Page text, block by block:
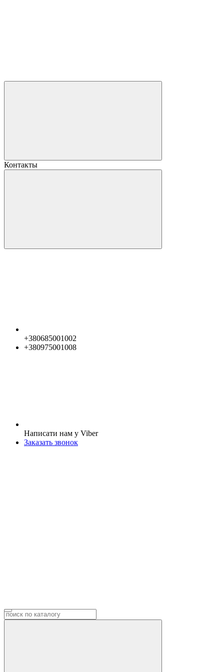
Контакты
+380685001002
+380975001008
Написати нам у Viber
Заказать звонок